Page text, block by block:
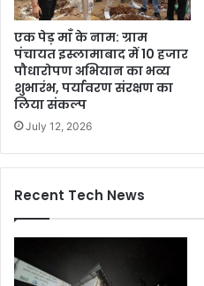
एक पेड़ माँ के नाम: ग्राम
पंचायत इस्लामाबाद में 10 हजार
पौधारोपण अभियान का भव्य
शुभारंभ, पर्यावरण संरक्षण का
लिया संकल्प
July 12, 2026
Recent Tech News